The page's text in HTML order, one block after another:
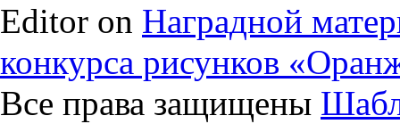
Editor on Наградной
конкурса рисунков
Все права защищены